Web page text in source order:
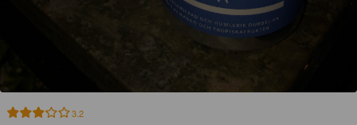
3.2